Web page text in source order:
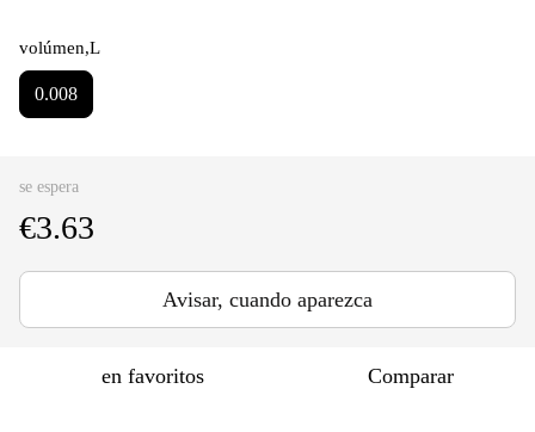
volúmen,L
0.008
se espera
€3.63
Avisar, cuando aparezca
en favoritos Comparar